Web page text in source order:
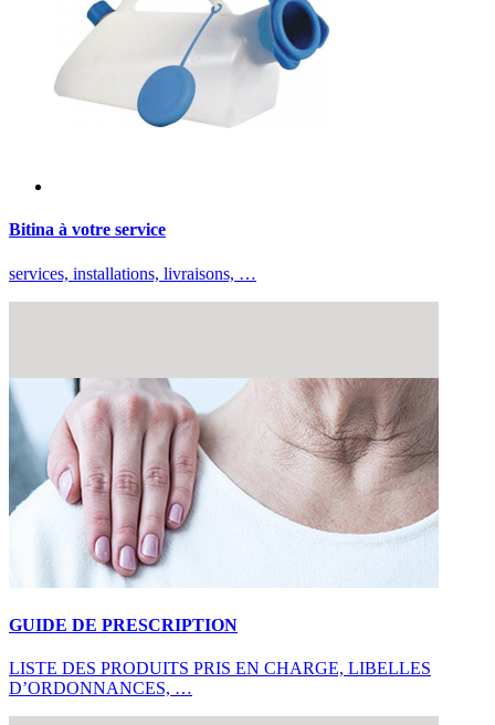
Bitina à votre service
services, installations, livraisons, …
GUIDE DE PRESCRIPTION
LISTE DES PRODUITS PRIS EN CHARGE, LIBELLES
D’ORDONNANCES, …